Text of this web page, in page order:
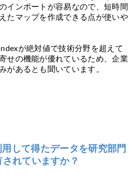
インポートが容易なので、短時間
たマップを作成できる点が使いや
が絶対値で技術分野を超えて
せの機能が優れているため、企業
があるとも聞いています。
して得たデータを研究部門
れていますか？